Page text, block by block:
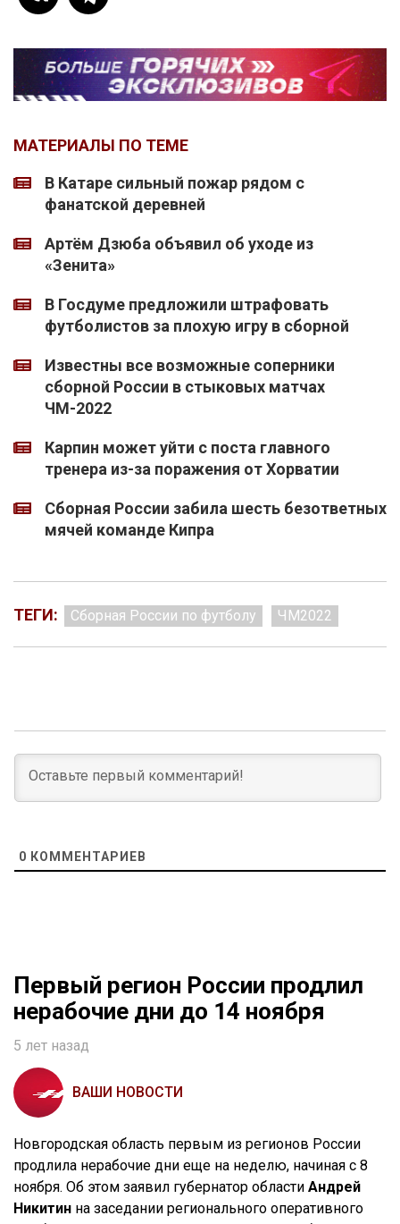
МАТЕРИАЛЫ ПО ТЕМЕ
В Катаре сильный пожар рядом с
фанатской деревней
Артём Дзюба объявил об уходе из
«Зенита»
В Госдуме предложили штрафовать
футболистов за плохую игру в сборной
Известны все возможные соперники
сборной России в стыковых матчах
ЧМ-2022
Карпин может уйти с поста главного
тренера из-за поражения от Хорватии
Сборная России забила шесть безответных
мячей команде Кипра
ТЕГИ: Сборная России по футболу ЧМ2022
0 КОММЕНТАРИЕВ
Первый регион России продлил
нерабочие дни до 14 ноября
5 лет назад
ВАШИ НОВОСТИ
Новгородская область первым из регионов России
продлила нерабочие дни еще на неделю, начиная с 8
ноября. Об этом заявил губернатор области Андрей
Никитин на заседании регионального оперативного